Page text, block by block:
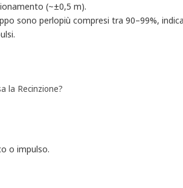
(~±0,5 m).
sono perlopiù compresi tra 90–99%,
la Recinzione?
o impulso.